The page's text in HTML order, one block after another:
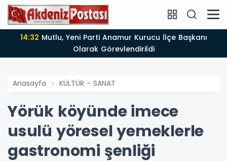
14:12Anamur'da Kasten öldürmeye teşebbüs şüphelisi
tutuklandı
Anasayfa KÜLTÜR - SANAT
Yörük köyünde imece
usulü yöresel yemeklerle
gastronomi şenliği